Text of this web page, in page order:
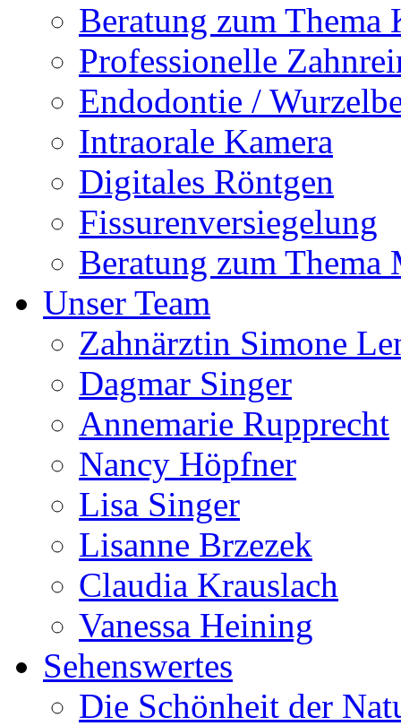
Beratung zum Thema
Professionelle
Endodontie /
Intraorale Kamera
Digitales Röntgen
Fissurenversiegelung
Beratung zum Thema
Unser Team
Zahnärztin Simone
Dagmar Singer
Annemarie Rupprecht
Nancy Höpfner
Lisa Singer
Lisanne Brzezek
Claudia Krauslach
Vanessa Heining
Sehenswertes
Die Schönheit der